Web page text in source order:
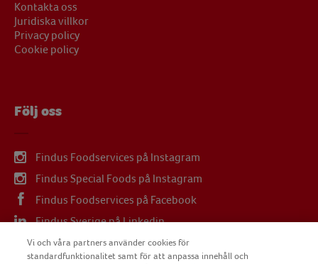
Kontakta oss
Juridiska villkor
Privacy policy
Cookie policy
Följ oss
Findus Foodservices på Instagram
Findus Special Foods på Instagram
Findus Foodservices på Facebook
Findus Sverige på Linkedin
Findus Sverige på Youtube
Vi och våra partners använder cookies för
standardfunktionalitet samt för att anpassa innehåll och